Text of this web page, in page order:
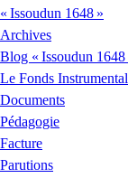
« Issoudun 1648 »
Archives
Blog « Issoudun 1648
Le Fonds Instrumental
Documents
Pédagogie
Facture
Parutions